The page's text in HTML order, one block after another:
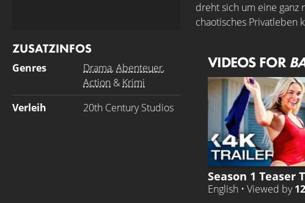
ZUSATZINFOS
Genres Drama,Abenteuer,
Action & Krimi
Verleih
20th Century Studios
dreht sich um eine ganz
chaotisches Privatleben
VIDEOS FOR
Season 1 Teaser
English • Viewed by